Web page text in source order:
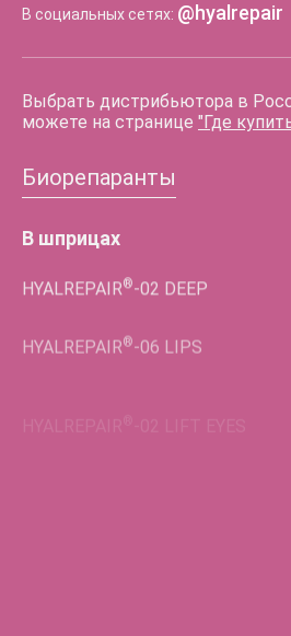
В социальных сетях: @hyalrepair
Выбрать дистрибьютора в
можете на странице "Где
Биорепаранты
В шприцах
HYALREPAIR® -02 DEEP